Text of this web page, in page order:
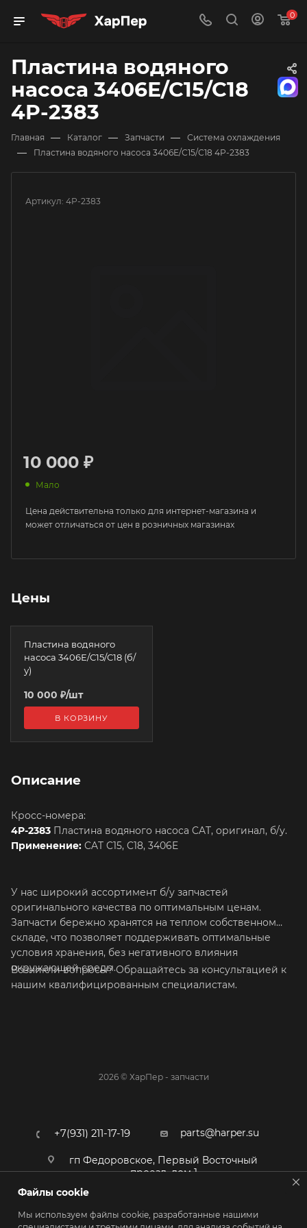
0
Пластина водяного
насоса 3406Е/С15/С18
4P-2383
Главная — Каталог — Запчасти — Система охлаждения
— Пластина водяного насоса 3406Е/С15/С18 4P-2383
Артикул: 4P-2383
10 000 ₽
Мало
Цена действительна только для интернет-магазина и
может отличаться от цен в розничных магазинах
Цены
Пластина водяного
насоса 3406Е/С15/С18 (б/
у)
10 000 ₽/шт
В КОРЗИНУ
Описание
Кросс-номера:
4P-2383 Пластина водяного насоса CAT, оригинал, б/у.
Применение: CAT C15, C18, 3406E
У нас широкий ассортимент б/у запчастей
оригинального качества по оптимальным ценам.
Запчасти бережно хранятся на теплом собственном
складе, что позволяет поддерживать оптимальные
условия хранения, без негативного влияния
окружающей среды.
Возникли вопросы? Обращайтесь за консультацией к
нашим квалифицированным специалистам.
2026 © ХарПер - запчасти
+7(931) 211-17-19 parts@harper.su
гп Федоровское, Первый Восточный
проезд, дом 1
Файлы cookie
Мы используем файлы cookie, разработанные нашими